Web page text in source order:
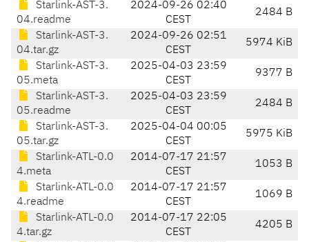
Starlink-AST-3.
04.readme
2024-09-26 02:40
CEST
2484 B
Starlink-AST-3.
04.tar.gz
2024-09-26 02:51
CEST
5974 KiB
Starlink-AST-3.
05.meta
2025-04-03 23:59
CEST
9377 B
Starlink-AST-3.
05.readme
2025-04-03 23:59
CEST
2484 B
Starlink-AST-3.
05.tar.gz
2025-04-04 00:05
CEST
5975 KiB
Starlink-ATL-0.0
4.meta
2014-07-17 21:57
CEST
1053 B
Starlink-ATL-0.0
4.readme
2014-07-17 21:57
CEST
1069 B
Starlink-ATL-0.0
4.tar.gz
2014-07-17 22:05
CEST
4205 B